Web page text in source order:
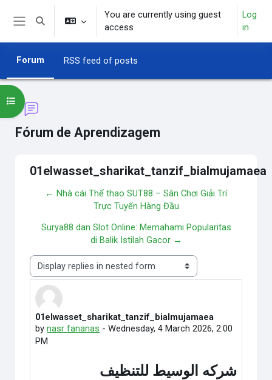
Skip to main content
Toggle search input
You are currently using guest
access
Log
in
Forum RSS feed of posts
Fórum de Aprendizagem
Open course index
01elwasset_sharikat_tanzif_bialmujamaea
← Nhà cái Thể thao SUT88 – Sân Chơi Giải Trí
Trực Tuyến Hàng Đầu
Surya88 dan Slot Online: Memahami Popularitas
di Balik Istilah Gacor →
Display mode
01elwasset_sharikat_tanzif_bialmujamaea
bynasr fananas -Wednesday, 4 March 2026, 2:00
PM
Number of replies: 0
شركه الوسيط للتنظيف